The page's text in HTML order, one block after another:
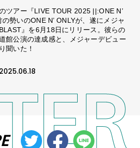
ツアー『LIVE TOUR 2025 ||:ONE N’
勢いのONE N’ ONLYが、遂にメジャ
』を6月18日にリリース。彼らの
館公演の達成感と、メジャーデビュー
聞いた！
2025.06.18